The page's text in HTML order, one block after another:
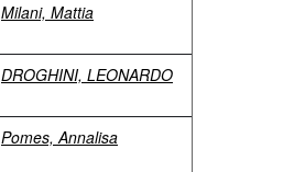
Milani, Mattia
DROGHINI, LEONARDO
Pomes, Annalisa